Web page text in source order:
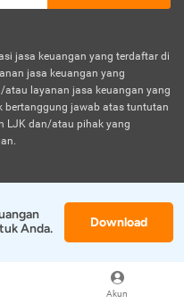
Akun
jasa keuangan yang terdaftar di
jasa keuangan yang
layanan jasa keuangan yang
bertanggung jawab atas tuntutan
LJK dan/atau pihak yang
Anda.
Download